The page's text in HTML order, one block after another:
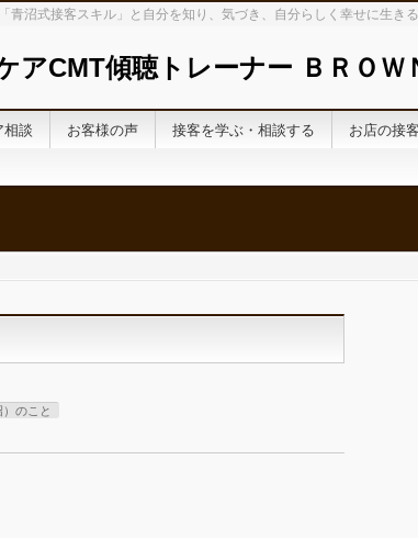
沼式接客スキル」と自分を知り、気づき、自分らしく幸せに生き
アCMT傾聴トレーナー ＢＲＯＷ
相談 お客様の声 接客を学ぶ・相談する お店の接
のこと